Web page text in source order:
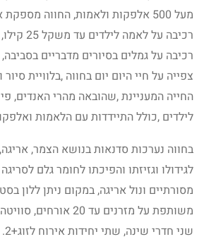
מעל 500 אלפקות ולאמות, החווה
רכיבה על
רכיבה על גמלים בסיורים מדבריים
צפייה על חיי היום יום בחווה ,בלוויית
החייה המעניינת ,שהובאה מהרי האנדים,
לילדים ,כולל התיידדות עם הלאמות
בחווה נערכות סדנאות בנושא הצמר,
לגידולו וגזיזתו והפיכתו לחומר גלם
מסורתיים ונול אריגה, במקום ניתן ללון
משותפת על מזרנים עד 20
שני חדרי שינה, שתי יחידות אירוח לזוג+2.